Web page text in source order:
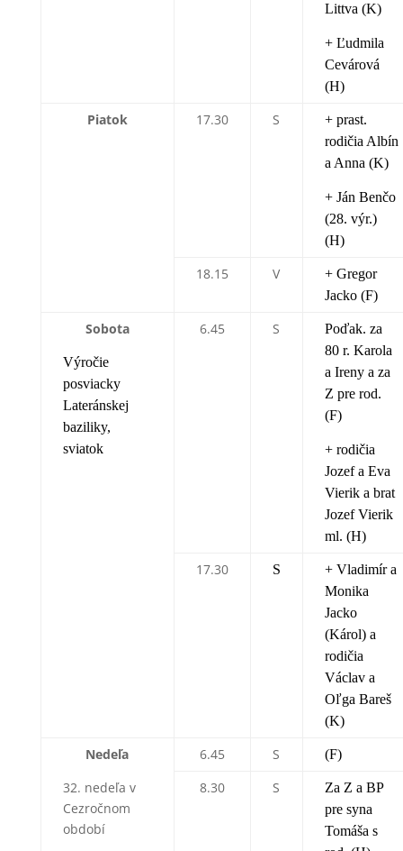
Littva (K)
+ Ľudmila
Cevárová
(H)
Piatok 17.30 S
+ prast.
rodičia Albín
a Anna (K)
+ Ján Benčo
(28. výr.)
(H)
18.15 V
+ Gregor
Jacko (F)
Sobota
Výročie
posviacky
Lateránskej
baziliky,
sviatok
6.45 S
Poďak. za
80 r. Karola
a Ireny a za
Z pre rod.
(F)
+ rodičia
Jozef a Eva
Vierik a brat
Jozef Vierik
ml. (H)
17.30 S
+ Vladimír a
Monika
Jacko
(Károl) a
rodičia
Václav a
Oľga Bareš
(K)
Nedeľa
32. nedeľa v
Cezročnom
období
6.45 S (F)
8.30 S
Za Z a BP
pre syna
Tomáša s